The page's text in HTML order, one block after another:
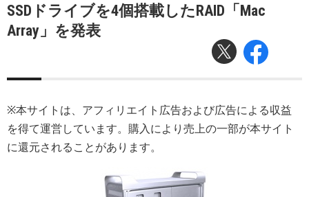
SSDドライブを4個搭載したRAID「Mac
Array」を発表
※本サイトは、アフィリエイト広告および広告による収益
を得て運営しています。購入により売上の一部が本サイト
に還元されることがあります。